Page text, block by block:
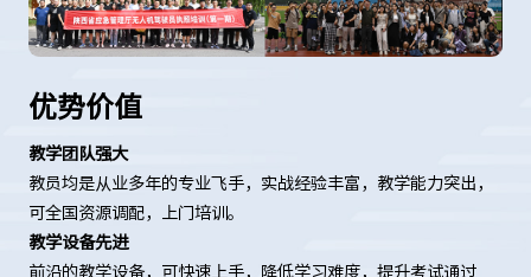
优势价值
教学团队强大
教员均是从业多年的专业飞手，实战经验丰富，教学能力突出，
可全国资源调配，上门培训。
教学设备先进
前沿的教学设备，可快速上手，降低学习难度，提升考试通过